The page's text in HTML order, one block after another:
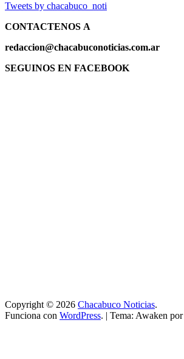
Tweets by chacabuco_noti
CONTACTENOS A
redaccion@chacabuconoticias.com.ar
SEGUINOS EN FACEBOOK
Copyright © 2026 Chacabuco Noticias.
Funciona con WordPress. | Tema: Awaken por